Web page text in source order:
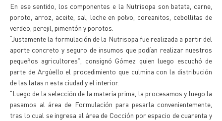
En ese sentido, los componentes e la Nutrisopa son batata, carne,
poroto, arroz, aceite, sal, leche en polvo, coreanitos, cebollitas de
verdeo, perejil, pimentón y porotos.
“Justamente la formulación de la Nutrisopa fue realizada a partir del
aporte concreto y seguro de insumos que podían realizar nuestros
pequeños agricultores”, consignó Gómez quien luego escuchó de
parte de Argúello el procedimiento que culmina con la distribución
de las latas n esta ciudad y el interior.
“Luego de la selección de la materia prima, la procesamos y luego la
pasamos al área de Formulación para pesarla convenientemente,
tras lo cual se ingresa al área de Cocción por espacio de cuarenta y